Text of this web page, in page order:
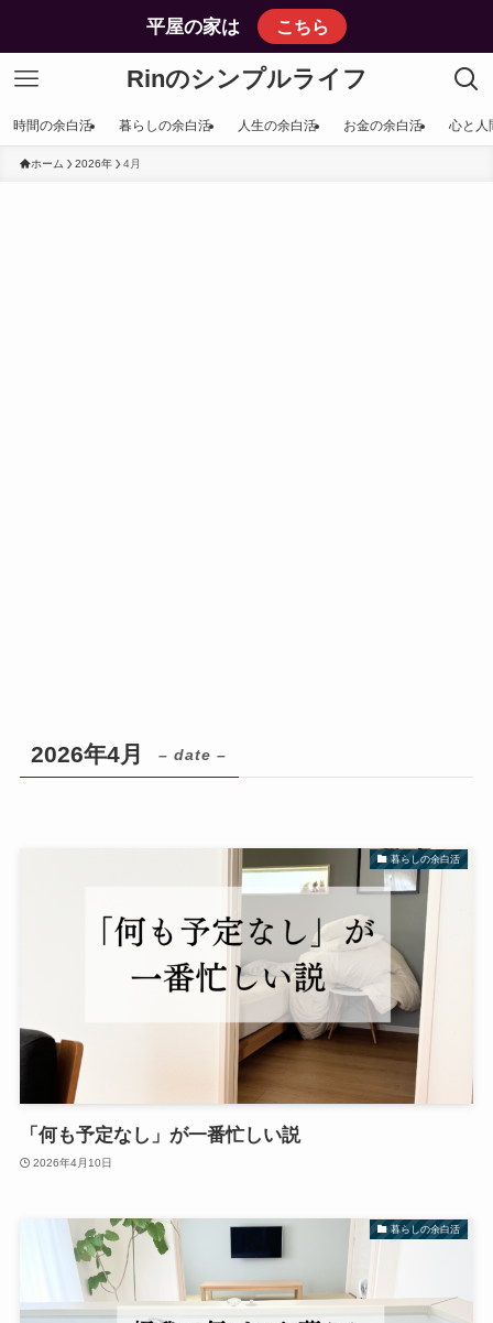
平屋の家は こちら
Rinのシンプルライフ
時間の余白活 暮らしの余白活 人生の余白活 お金の余白活 心と人
ホーム 2026年 4月
2026年4月 – date –
暮らしの余白活
「何も予定なし」が一番忙しい説
2026年4月10日
暮らしの余白活